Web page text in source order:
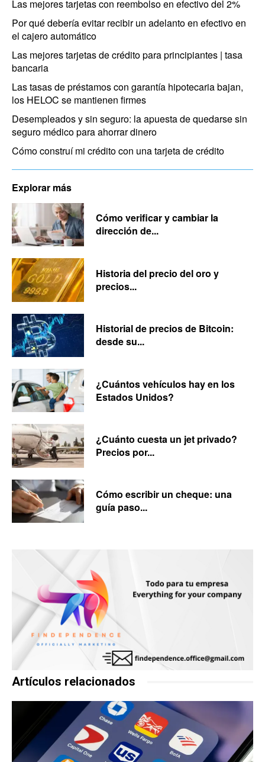
Las mejores tarjetas con reembolso en efectivo del 2%
Por qué debería evitar recibir un adelanto en efectivo en
el cajero automático
Las mejores tarjetas de crédito para principiantes | tasa
bancaria
Las tasas de préstamos con garantía hipotecaria bajan,
los HELOC se mantienen firmes
Desempleados y sin seguro: la apuesta de quedarse sin
seguro médico para ahorrar dinero
Cómo construí mi crédito con una tarjeta de crédito
Explorar más
Cómo verificar y cambiar la
dirección de...
Historia del precio del oro y
precios...
Historial de precios de Bitcoin:
desde su...
¿Cuántos vehículos hay en los
Estados Unidos?
¿Cuánto cuesta un jet privado?
Precios por...
Cómo escribir un cheque: una
guía paso...
Artículos relacionados